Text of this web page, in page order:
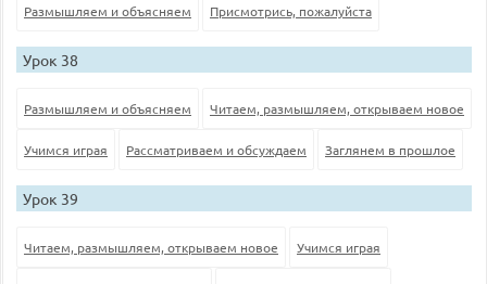
Размышляем и объясняем Присмотрись, пожалуйста
Урок 38
Размышляем и объясняем Читаем, размышляем, открываем новое
Учимся играя Рассматриваем и обсуждаем Заглянем в прошлое
Урок 39
Читаем, размышляем, открываем новое Учимся играя